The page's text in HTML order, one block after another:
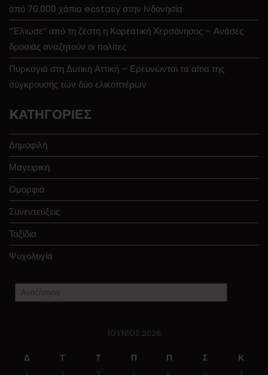
από 70.000 χάπια ecstasy στην Ινδονησία
“Έλιωσε” από τη ζέστη η Κορεατική Χερσόνησος – Ανάσες
δροσιάς αναζητούν οι πολίτες
Πυρκαγιά στη Δυτική Αττική – Ερευνώνται τα αίτια της
σύγκρουσης των δύο ελικοπτέρων
KΑΤΗΓΟΡΊΕΣ
Δημοφιλή
Μαγειρική
Ομορφιά
Συνεντεύξεις
Ταξίδια
Ψυχολογία
ΙΟΎΝΙΟΣ 2026
Δ Τ Τ Π Π Σ
Κ